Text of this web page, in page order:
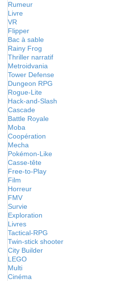
Rumeur
Livre
VR
Flipper
Bac à sable
Rainy Frog
Thriller narratif
Metroidvania
Tower Defense
Dungeon RPG
Rogue-Lite
Hack-and-Slash
Cascade
Battle Royale
Moba
Coopération
Mecha
Pokémon-Like
Casse-tête
Free-to-Play
Film
Horreur
FMV
Survie
Exploration
Livres
Tactical-RPG
Twin-stick shooter
City Builder
LEGO
Multi
Cinéma